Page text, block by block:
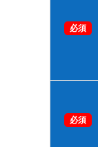
必須
必須